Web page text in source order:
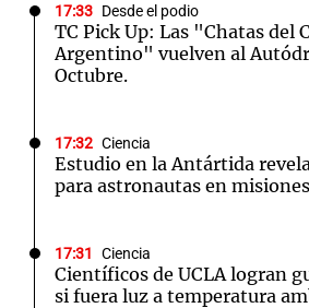
17:33 Desde el podio
TC Pick Up: Las "Chatas del
Argentino" vuelven al
Octubre.
17:32 Ciencia
Estudio en la Antártida
para astronautas en
17:31 Ciencia
Científicos de UCLA logran
si fuera luz a temperatura